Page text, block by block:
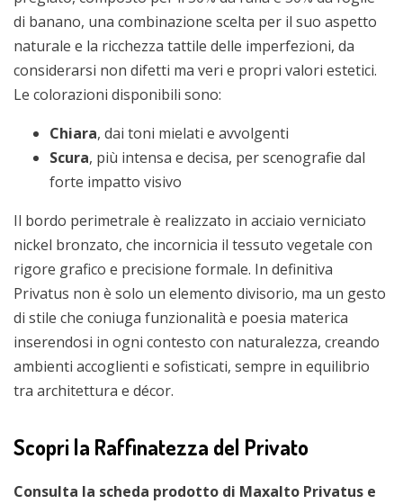
di banano, una combinazione scelta per il suo aspetto
naturale e la ricchezza tattile delle imperfezioni, da
considerarsi non difetti ma veri e propri valori estetici.
Le colorazioni disponibili sono:
Chiara, dai toni mielati e avvolgenti
Scura, più intensa e decisa, per scenografie dal
forte impatto visivo
Il bordo perimetrale è realizzato in acciaio verniciato
nickel bronzato, che incornicia il tessuto vegetale con
rigore grafico e precisione formale. In definitiva
Privatus non è solo un elemento divisorio, ma un gesto
di stile che coniuga funzionalità e poesia materica
inserendosi in ogni contesto con naturalezza, creando
ambienti accoglienti e sofisticati, sempre in equilibrio
tra architettura e décor.
Scopri la Raffinatezza del Privato
Consulta la scheda prodotto di Maxalto Privatus e